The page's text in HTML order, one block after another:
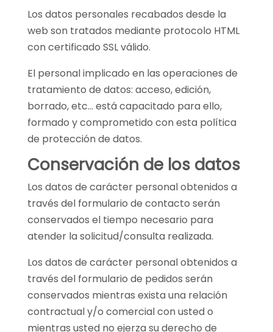
Los datos personales recabados desde la
web son tratados mediante protocolo HTML
con certificado SSL válido.
El personal implicado en las operaciones de
tratamiento de datos: acceso, edición,
borrado, etc… está capacitado para ello,
formado y comprometido con esta política
de protección de datos.
Conservación de los datos
Los datos de carácter personal obtenidos a
través del formulario de contacto serán
conservados el tiempo necesario para
atender la solicitud/consulta realizada.
Los datos de carácter personal obtenidos a
través del formulario de pedidos serán
conservados mientras exista una relación
contractual y/o comercial con usted o
mientras usted no ejerza su derecho de